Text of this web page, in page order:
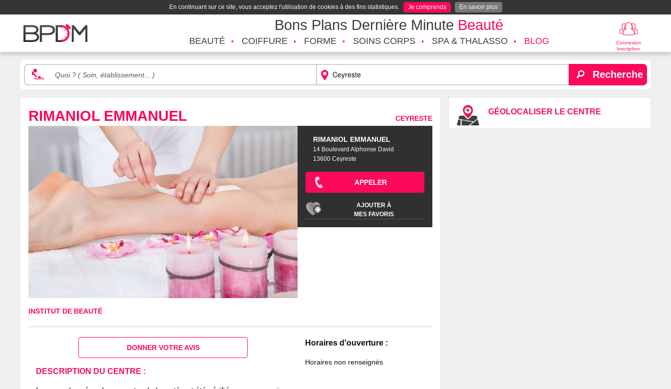
En continuant sur ce site, vous acceptez l'utilisation de cookies à des fins statistiques. Je comprends En savoir plus
Bons Plans Dernière Minute Beauté
Connexion
Inscription
BEAUTÉ COIFFURE FORME SOINS CORPS SPA & THALASSO BLOG
Recherche
GÉOLOCALISER LE CENTRE
RIMANIOL EMMANUEL CEYRESTE
RIMANIOL EMMANUEL
14 Boulevard Alphonse David
13600 Ceyreste
APPELER
AJOUTER À
MES FAVORIS
INSTITUT DE BEAUTÉ
Horaires d'ouverture :
Horaires non renseignés
DONNER VOTRE AVIS
DESCRIPTION DU CENTRE :